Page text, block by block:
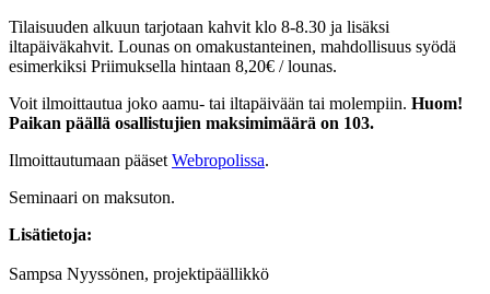
Tilaisuuden alkuun tarjotaan kahvit klo 8-8.30 ja lisäksi
iltapäiväkahvit. Lounas on omakustanteinen, mahdollisuus syödä
esimerkiksi Priimuksella hintaan 8,20€ / lounas.
Voit ilmoittautua joko aamu- tai iltapäivään tai molempiin. Huom!
Paikan päällä osallistujien maksimimäärä on 103.
Ilmoittautumaan pääset Webropolissa.
Seminaari on maksuton.
Lisätietoja:
Sampsa Nyyssönen, projektipäällikkö